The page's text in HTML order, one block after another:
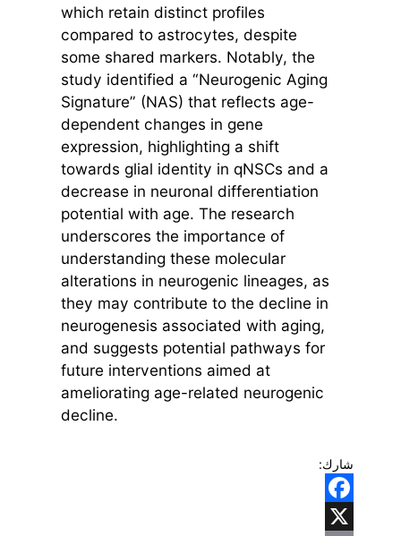
which retain distinct profiles
compared to astrocytes, despite
some shared markers. Notably, the
study identified a “Neurogenic Aging
Signature” (NAS) that reflects age-
dependent changes in gene
expression, highlighting a shift
towards glial identity in qNSCs and a
decrease in neuronal differentiation
potential with age. The research
underscores the importance of
understanding these molecular
alterations in neurogenic lineages, as
they may contribute to the decline in
neurogenesis associated with aging,
and suggests potential pathways for
future interventions aimed at
ameliorating age-related neurogenic
decline.
شارك:
Facebook